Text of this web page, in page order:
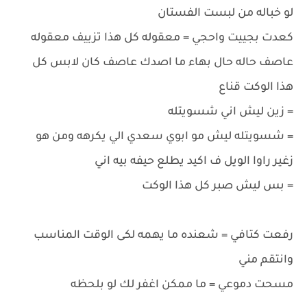
لو خباله من لبست الفستان
كعدت بجييت واحجي = معقوله كل هذا تزييف معقوله
عاصف حاله حال بهاء ما اصدك عاصف كان لابس كل
هذا الوكت قناع
= زين ليش اني شسويتله
= شسويتله ليش مو ابوي سعدي الي يكرهه ومن هو
زغير راوا الويل ف اكيد يطلع حيفه بيه اني
= بس ليش صبر كل هذا الوكت
رفعت كتافي = شعنده ما يهمه لكى الوقت المناسب
وانتقم مني
مسحت دموعي = ما ممكن اغفر لك لو بلحظه